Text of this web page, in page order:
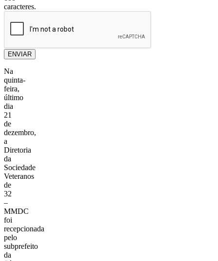
caracteres.
ENVIAR
Na
quinta-
feira,
último
dia
21
de
dezembro,
a
Diretoria
da
Sociedade
Veteranos
de
32
–
MMDC
foi
recepcionada
pelo
subprefeito
da